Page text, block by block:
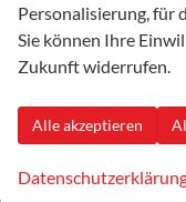
Personalisierung, für
Sie können Ihre
Zukunft widerrufen.
Alle akzeptieren